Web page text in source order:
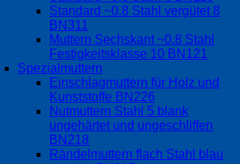
Standard ~0.8 Stahl vergütet 8
BN311
Muttern Sechskant ~0.8 Stahl
Festigkeitsklasse 10 BN121
Spezialmuttern
Einschlagmuttern für Holz und
Kunststoffe BN226
Nutmuttern Stahl 5 blank
ungehärtet und ungeschliffen
BN218
Rändelmuttern flach Stahl blau